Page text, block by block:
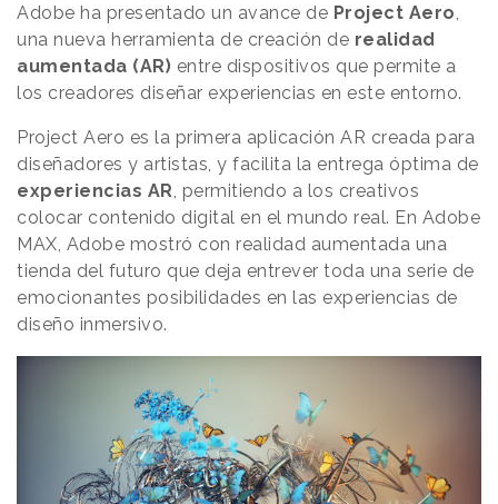
Adobe ha presentado un avance de Project Aero,
una nueva herramienta de creación de realidad
aumentada (AR) entre dispositivos que permite a
los creadores diseñar experiencias en este entorno.
Project Aero es la primera aplicación AR creada para
diseñadores y artistas, y facilita la entrega óptima de
experiencias AR, permitiendo a los creativos
colocar contenido digital en el mundo real. En Adobe
MAX, Adobe mostró con realidad aumentada una
tienda del futuro que deja entrever toda una serie de
emocionantes posibilidades en las experiencias de
diseño inmersivo.